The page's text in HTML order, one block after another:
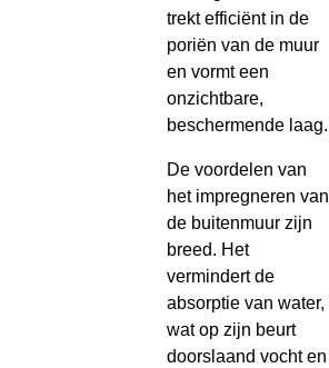
trekt efficiënt in de
poriën van de muur
en vormt een
onzichtbare,
beschermende laag.
De voordelen van
het impregneren van
de buitenmuur zijn
breed. Het
vermindert de
absorptie van water,
wat op zijn beurt
doorslaand vocht en